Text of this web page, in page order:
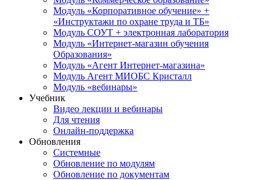
Модуль «Корпоративное обучение» +
«Инструктажи по охране труда и ТБ»
Модуль СОУТ + электронная лаборатория
Модуль «Интернет-магазин обучения
Образования»
Модуль «Агент Интернет-магазина»
Модуль Агент МИОБС Кристалл
Модуль «вебинары»
Учебник
Видео лекции и вебинары
Для чтения
Онлайн-поддержка
Обновления
Системные
Обновление по модулям
Обновление по документам